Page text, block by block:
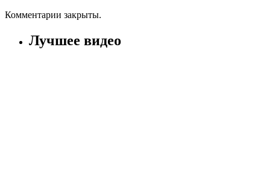
Комментарии закрыты.
Лучшее видео